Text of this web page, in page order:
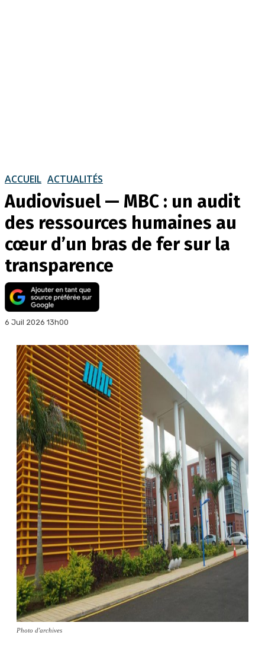
ACCUEIL ACTUALITÉS
Audiovisuel — MBC : un audit
des ressources humaines au
cœur d’un bras de fer sur la
transparence
6 Juil 2026 13h00
Photo d'archives